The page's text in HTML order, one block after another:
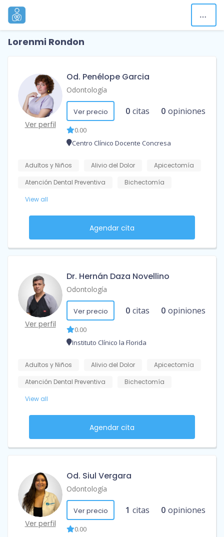
Lorenmi Rondon
Ver perfil
Od. Penélope Garcia
Odontología
Ver precio 0 citas 0 opiniones
0.00
Centro Clínico Docente Concresa
Adultos y Niños Alivio del Dolor
Apicectomía
Atención Dental Preventiva
Bichectomía
View all
Agendar cita
Ver perfil
Dr. Hernán Daza Novellino
Odontología
Ver precio 0 citas 0 opiniones
0.00
Instituto Clínico la Florida
Adultos y Niños Alivio del Dolor
Apicectomía
Atención Dental Preventiva
Bichectomía
View all
Agendar cita
Ver perfil
Od. Siul Vergara
Odontología
Ver precio 1 citas 0 opiniones
0.00